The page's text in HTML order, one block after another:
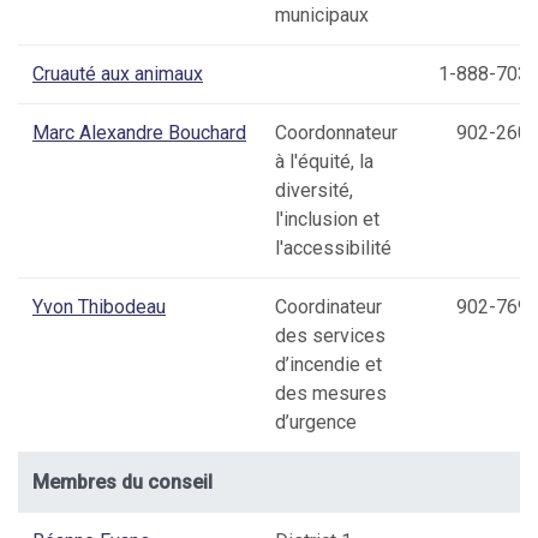
municipaux
Cruauté aux animaux 1-888-
Marc Alexandre Bouchard
Coordonnateur
à l'équité, la
diversité,
l'inclusion et
l'accessibilité
902-
Yvon Thibodeau
Coordinateur
des services
d’incendie et
des mesures
d’urgence
902-
Membres du conseil